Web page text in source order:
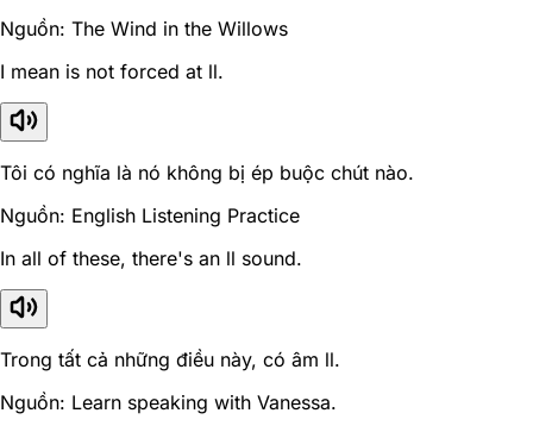
Nguồn: The Wind in the Willows
I mean is not forced at ll.
Tôi có nghĩa là nó không bị ép buộc chút nào.
Nguồn: English Listening Practice
In all of these, there's an ll sound.
Trong tất cả những điều này, có âm ll.
Nguồn: Learn speaking with Vanessa.